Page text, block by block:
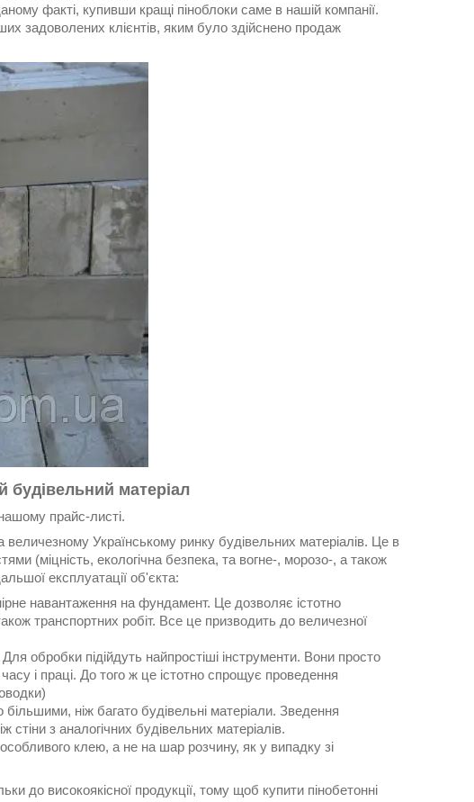
факті, купивши кращі піноблоки саме в нашій компанії.
задоволених клієнтів, яким було здійснено продаж
будівельний матеріал
прайс-листі.
Українському ринку будівельних матеріалів. Це в
(міцність, екологічна безпека, та вогне-, морозо-, а також
експлуатації об'єкта:
навантаження на фундамент. Це дозволяє істотно
транспортних робіт. Все це призводить до величезної
обробки підійдуть найпростіші інструменти. Вони просто
і праці. До того ж це істотно спрощує проведення
ніж багато будівельні матеріали. Зведення
з аналогічних будівельних матеріалів.
клею, а не на шар розчину, як у випадку зі
до високоякісної продукції, тому щоб купити пінобетонні